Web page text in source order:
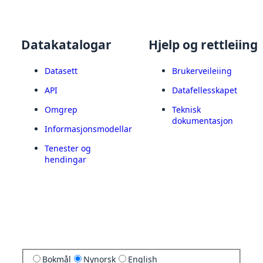
Datakatalogar
Datasett
API
Omgrep
Informasjonsmodellar
Tenester og
hendingar
Hjelp og rettleiing
Brukerveileiing
Datafellesskapet
Teknisk
dokumentasjon
Bokmål Nynorsk English